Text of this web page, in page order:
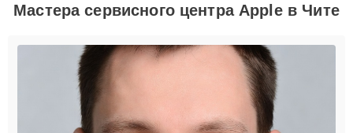
Мастера сервисного центра Apple в Чите